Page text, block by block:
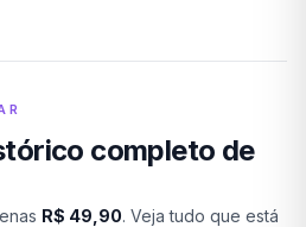
completo de
R$ 49,90. Veja tudo que está